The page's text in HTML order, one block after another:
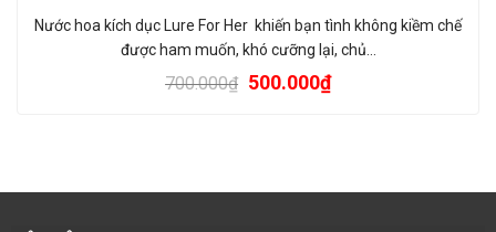
Nước hoa kích dục Lure For Her khiến bạn tình không kiềm chế
được ham muốn, khó cưỡng lại, chủ…
700.000₫ 500.000₫